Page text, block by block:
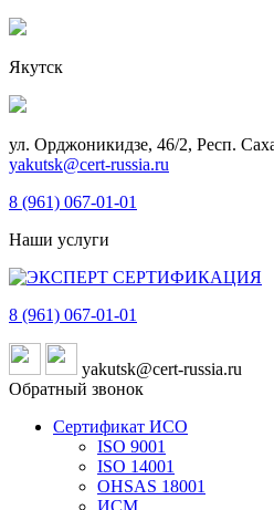
Якутск
ул. Орджоникидзе, 46/2, Респ.
yakutsk@cert-russia.ru
8 (961) 067-01-01
Наши услуги
8 (961) 067-01-01
yakutsk@cert-russia.ru
Обратный звонок
Сертификат ИСО
ISO 9001
ISO 14001
OHSAS 18001
ИСМ